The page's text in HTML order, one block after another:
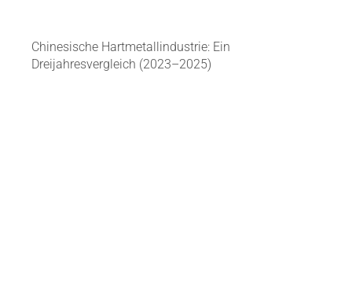
Chinesische Hartmetallindustrie: Ein
Dreijahresvergleich (2023–2025)